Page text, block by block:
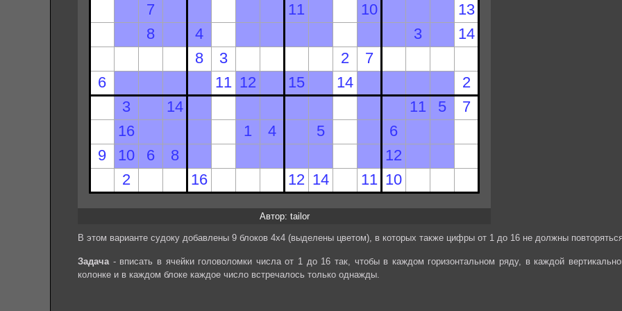
Автор: tailor
В этом варианте судоку добавлены 9 блоков 4х4 (выделены цветом), в которых также цифры от 1 до 16 не должны
Задача- вписать в ячейки головоломки числа от 1 до 16 так, чтобы в каждом горизонтальном ряду, в каждой
колонке и в каждом блоке каждое число встречалось только однажды.